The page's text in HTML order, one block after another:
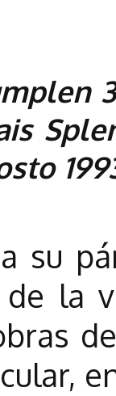
su
de la